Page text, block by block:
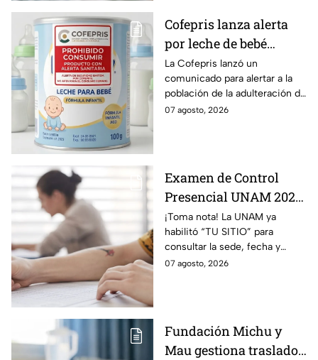
Cofepris lanza alerta
por leche de bebé
adulterada: ¿Qué marca
es y cómo identificarla?
La Cofepris lanzó un
comunicado para alertar a la
población de la adulteración de
una leche para bebé.
07 agosto, 2026
Examen de Control
Presencial UNAM 2026:
consulta aquí tu sede,
fecha y horario
¡Toma nota! La UNAM ya
habilitó “TU SITIO” para
consultar la sede, fecha y
horario del Examen Control
07 agosto, 2026
Fundación Michu y
Mau gestiona traslado